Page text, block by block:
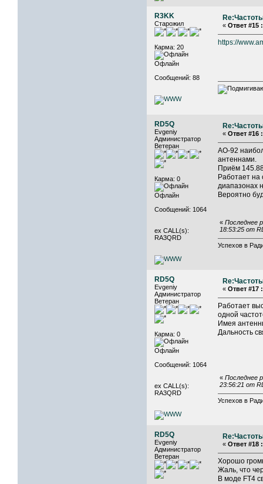
R3KK
Старожил
Карма: 20
Офлайн
Сообщений: 88
« Ответ #15 :
https://
RD5Q
Evgeniy
Администратор
Ветеран
Карма: 0
Офлайн
Сообщений: 1064
ex CALL(s):
RA3QRD
« Ответ #16 :
АО-92
антеннами.
Приём
Работает
диапазонах
Вероятно
« Последнее
18:53:25 от
Успехов в
RD5Q
Evgeniy
Администратор
Ветеран
Карма: 0
Офлайн
Сообщений: 1064
ex CALL(s):
RA3QRD
« Ответ #17 :
Работает
одной
Имея
Дальность
« Последнее
23:56:21 от
Успехов в
RD5Q
Evgeniy
Администратор
Ветеран
« Ответ #18 :
Хорошо
Жаль, что
В моде FT4